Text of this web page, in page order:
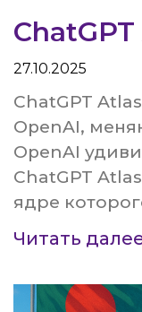
27.10.2025
ChatGPT
OpenAI,
OpenAI
ChatGPT
ядре
Читать